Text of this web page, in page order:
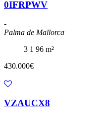
0IFRPWV
-
Palma de Mallorca
3 1 96 m²
430.000€
VZAUCX8